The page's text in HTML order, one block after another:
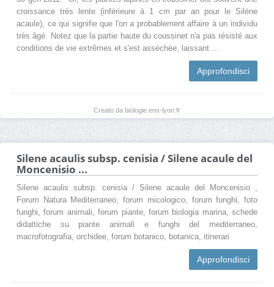
croissance très lente (inférieure à 1 cm par an pour le Silène
acaule), ce qui signifie que l'on a probablement affaire à un individu
très âgé. Notez que la partie haute du coussinet n'a pas résisté aux
conditions de vie extrêmes et s'est asséchée, laissant ...
Approfondisci
Creato da biologie.ens-lyon.fr
Silene acaulis subsp. cenisia / Silene acaule del
Moncenisio ...
Silene acaulis subsp. cenisia / Silene acaule del Moncenisio ,
Forum Natura Mediterraneo, forum micologico, forum funghi, foto
funghi, forum animali, forum piante, forum biologia marina, schede
didattiche su piante animali e funghi del mediterraneo,
macrofotografia, orchidee, forum botanico, botanica, itinerari
Approfondisci